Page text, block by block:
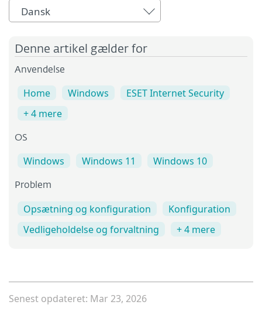
Dansk
Denne artikel gælder for
Anvendelse
Home Windows
ESET Internet Security
+ 4 mere
OS
Windows Windows 11 Windows 10
Problem
Opsætning og konfiguration
Konfiguration
Vedligeholdelse og forvaltning
+ 4 mere
Senest opdateret: Mar 23, 2026